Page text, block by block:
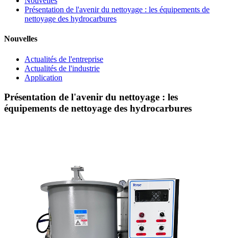
Présentation de l'avenir du nettoyage : les équipements de
nettoyage des hydrocarbures
Nouvelles
Actualités de l'entreprise
Actualités de l'industrie
Application
Présentation de l'avenir du nettoyage : les
équipements de nettoyage des hydrocarbures